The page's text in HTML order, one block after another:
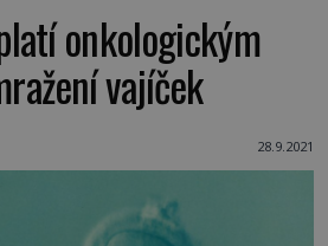
onkologickým
vajíček
28.9.2021